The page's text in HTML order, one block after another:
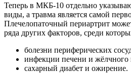
Теперь в МКБ-10 отдельно
виды, а травма является самой
Плечелопаточный периартрит
ряда других факторов, среди
болезни периферических
инфекции печени и жёлчного
сахарный диабет и ожирение.